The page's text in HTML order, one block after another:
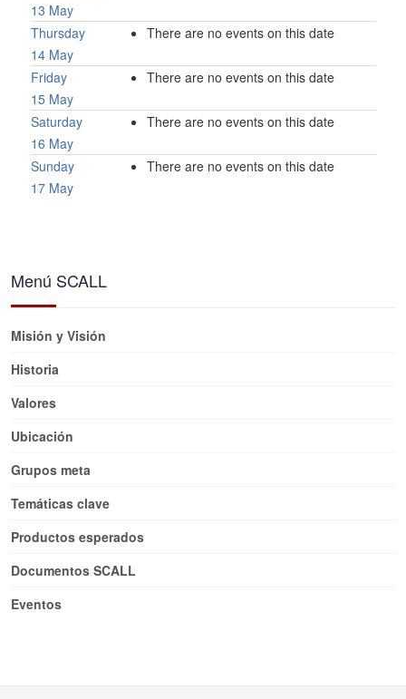
13 May
Thursday
14 May
There are no events on this date
Friday
15 May
There are no events on this date
Saturday
16 May
There are no events on this date
Sunday
17 May
There are no events on this date
Menú SCALL
Misión y Visión
Historia
Valores
Ubicación
Grupos meta
Temáticas clave
Productos esperados
Documentos SCALL
Eventos